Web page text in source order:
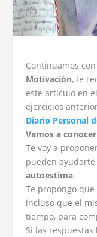
Continuamos
Motivación, te
este artículo en
ejercicios
Diario Personal
Vamos a
Te voy a
pueden
autoestima.
Te propongo
incluso que el
tiempo, para
Si las